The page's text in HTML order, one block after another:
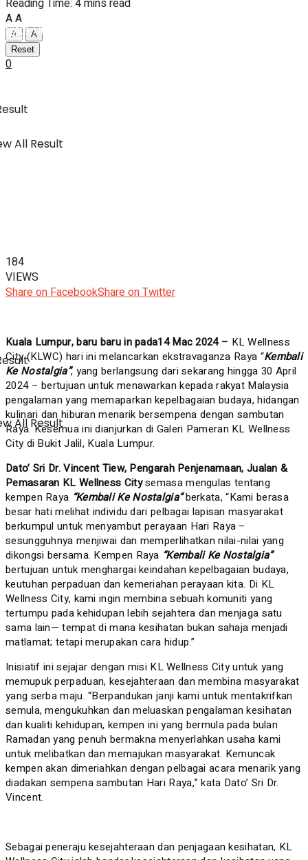
IBC
All Result
SWA Digital Malaysia
All Result
Reading Time: 4 mins read
AA
A
A
Reset
0
184
VIEWS
Share on FacebookShare on Twitter
Kuala Lumpur, baru baru in pada14 Mac 2024 – KL Wellness
City (KLWC) hari ini melancarkan ekstravaganza Raya “Kembali
Ke Nostalgia”, yang berlangsung dari sekarang hingga 30 April
2024 – bertujuan untuk menawarkan kepada rakyat Malaysia
pengalaman yang memaparkan kepelbagaian budaya, hidangan
kulinari dan hiburan menarik bersempena dengan sambutan
Raya. Kesemua ini dianjurkan di Galeri Pameran KL Wellness
City di Bukit Jalil, Kuala Lumpur.
Dato’ Sri Dr. Vincent Tiew, Pengarah Penjenamaan, Jualan &
Pemasaran KL Wellness Citysemasa mengulas tentang
kempen Raya “Kembali Ke Nostalgia”berkata, “Kami berasa
besar hati melihat individu dari pelbagai lapisan masyarakat
berkumpul untuk menyambut perayaan Hari Raya –
sesungguhnya menjiwai dan memperlihatkan nilai-nilai yang
dikongsi bersama. Kempen Raya “Kembali Ke Nostalgia”
bertujuan untuk menghargai keindahan kepelbagaian budaya,
keutuhan perpaduan dan kemeriahan perayaan kita. Di KL
Wellness City, kami ingin membina sebuah komuniti yang
tertumpu pada kehidupan lebih sejahtera dan menjaga satu
sama lain— tempat di mana kesihatan bukan sahaja menjadi
matlamat; tetapi merupakan cara hidup.”
Inisiatif ini sejajar dengan misi KL Wellness City untuk yang
memupuk perpaduan, kesejahteraan dan membina masyarakat
yang serba maju. “Berpandukan janji kami untuk mentakrifkan
semula, mengukuhkan dan meluaskan pengalaman kesihatan
dan kualiti kehidupan, kempen ini yang bermula pada bulan
Ramadan yang penuh bermakna menyerlahkan usaha kami
untuk melibatkan dan memajukan masyarakat. Kemuncak
kempen akan dimeriahkan dengan pelbagai acara menarik yang
diadakan sempena sambutan Hari Raya,” kata Dato’ Sri Dr.
Vincent.
Sebagai peneraju kesejahteraan dan penjagaan kesihatan, KL